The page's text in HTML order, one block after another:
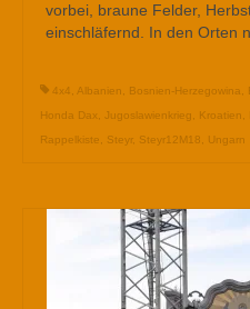
vorbei, braune Felder,
einschläfernd. In den Orten
4x4 Albanien Bosnien-Herzegowina
Honda Dax
Jugoslawienkrieg Kroatien
Rappelkiste
Steyr, Steyr12M18 Ungarn